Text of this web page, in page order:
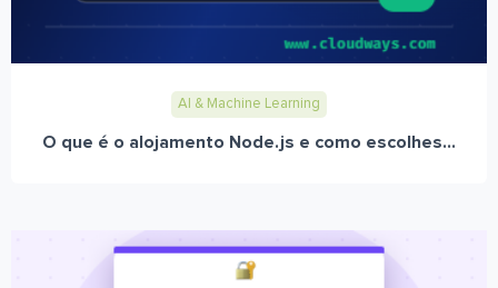
AI & Machine Learning
O que é o alojamento Node.js e como escolhes...